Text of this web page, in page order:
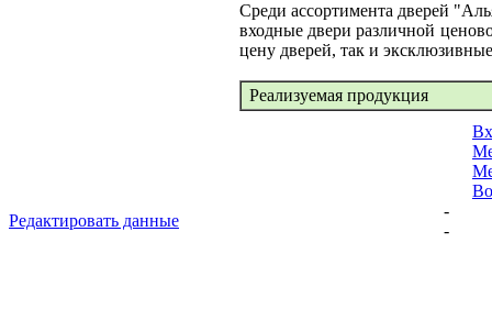
Среди ассортимента дверей
входные двери различной
цену дверей, так и
Реализуемая продукция
Редактировать данные
-
-